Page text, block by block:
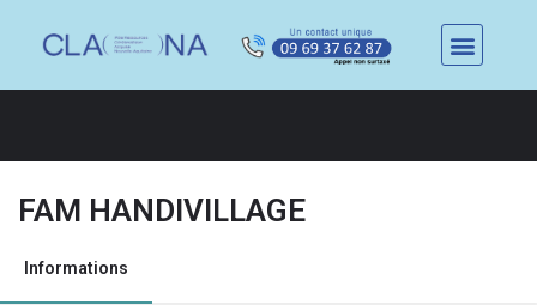
FAM HANDIVILLAGE
Informations